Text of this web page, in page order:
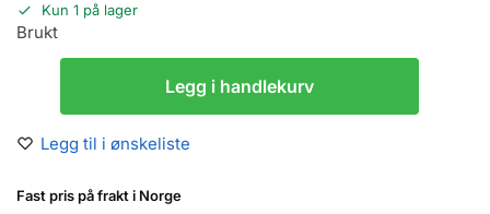
Kun 1 på lager
Brukt
Legg i handlekurv
Legg til i ønskeliste
Fast pris på frakt i Norge